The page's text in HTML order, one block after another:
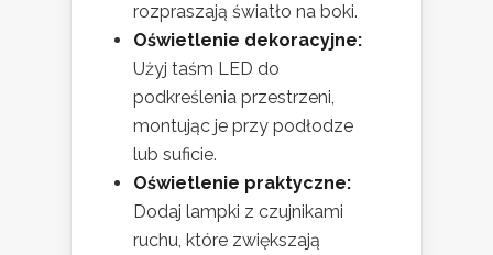
rozpraszają światło na boki.
Oświetlenie dekoracyjne:
Użyj taśm LED do
podkreślenia przestrzeni,
montując je przy podłodze
lub suficie.
Oświetlenie praktyczne:
Dodaj lampki z czujnikami
ruchu, które zwiększają